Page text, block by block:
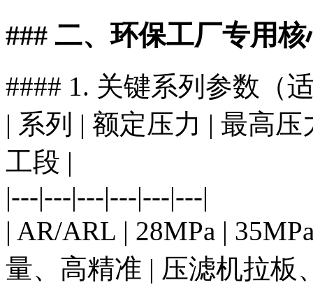
### 二、环保工厂专用
#### 1. 关键系列参数（
| 系列 | 额定压力 | 最高
工段 |
|---|---|---|---|---|---|
| AR/ARL | 28MPa |
量、高精准 | 压滤机拉板